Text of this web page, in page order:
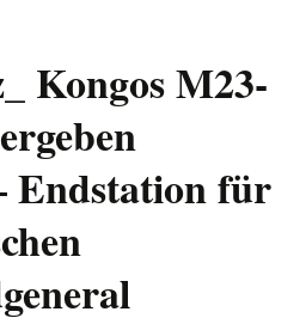
Kongos M23-
Endstation für